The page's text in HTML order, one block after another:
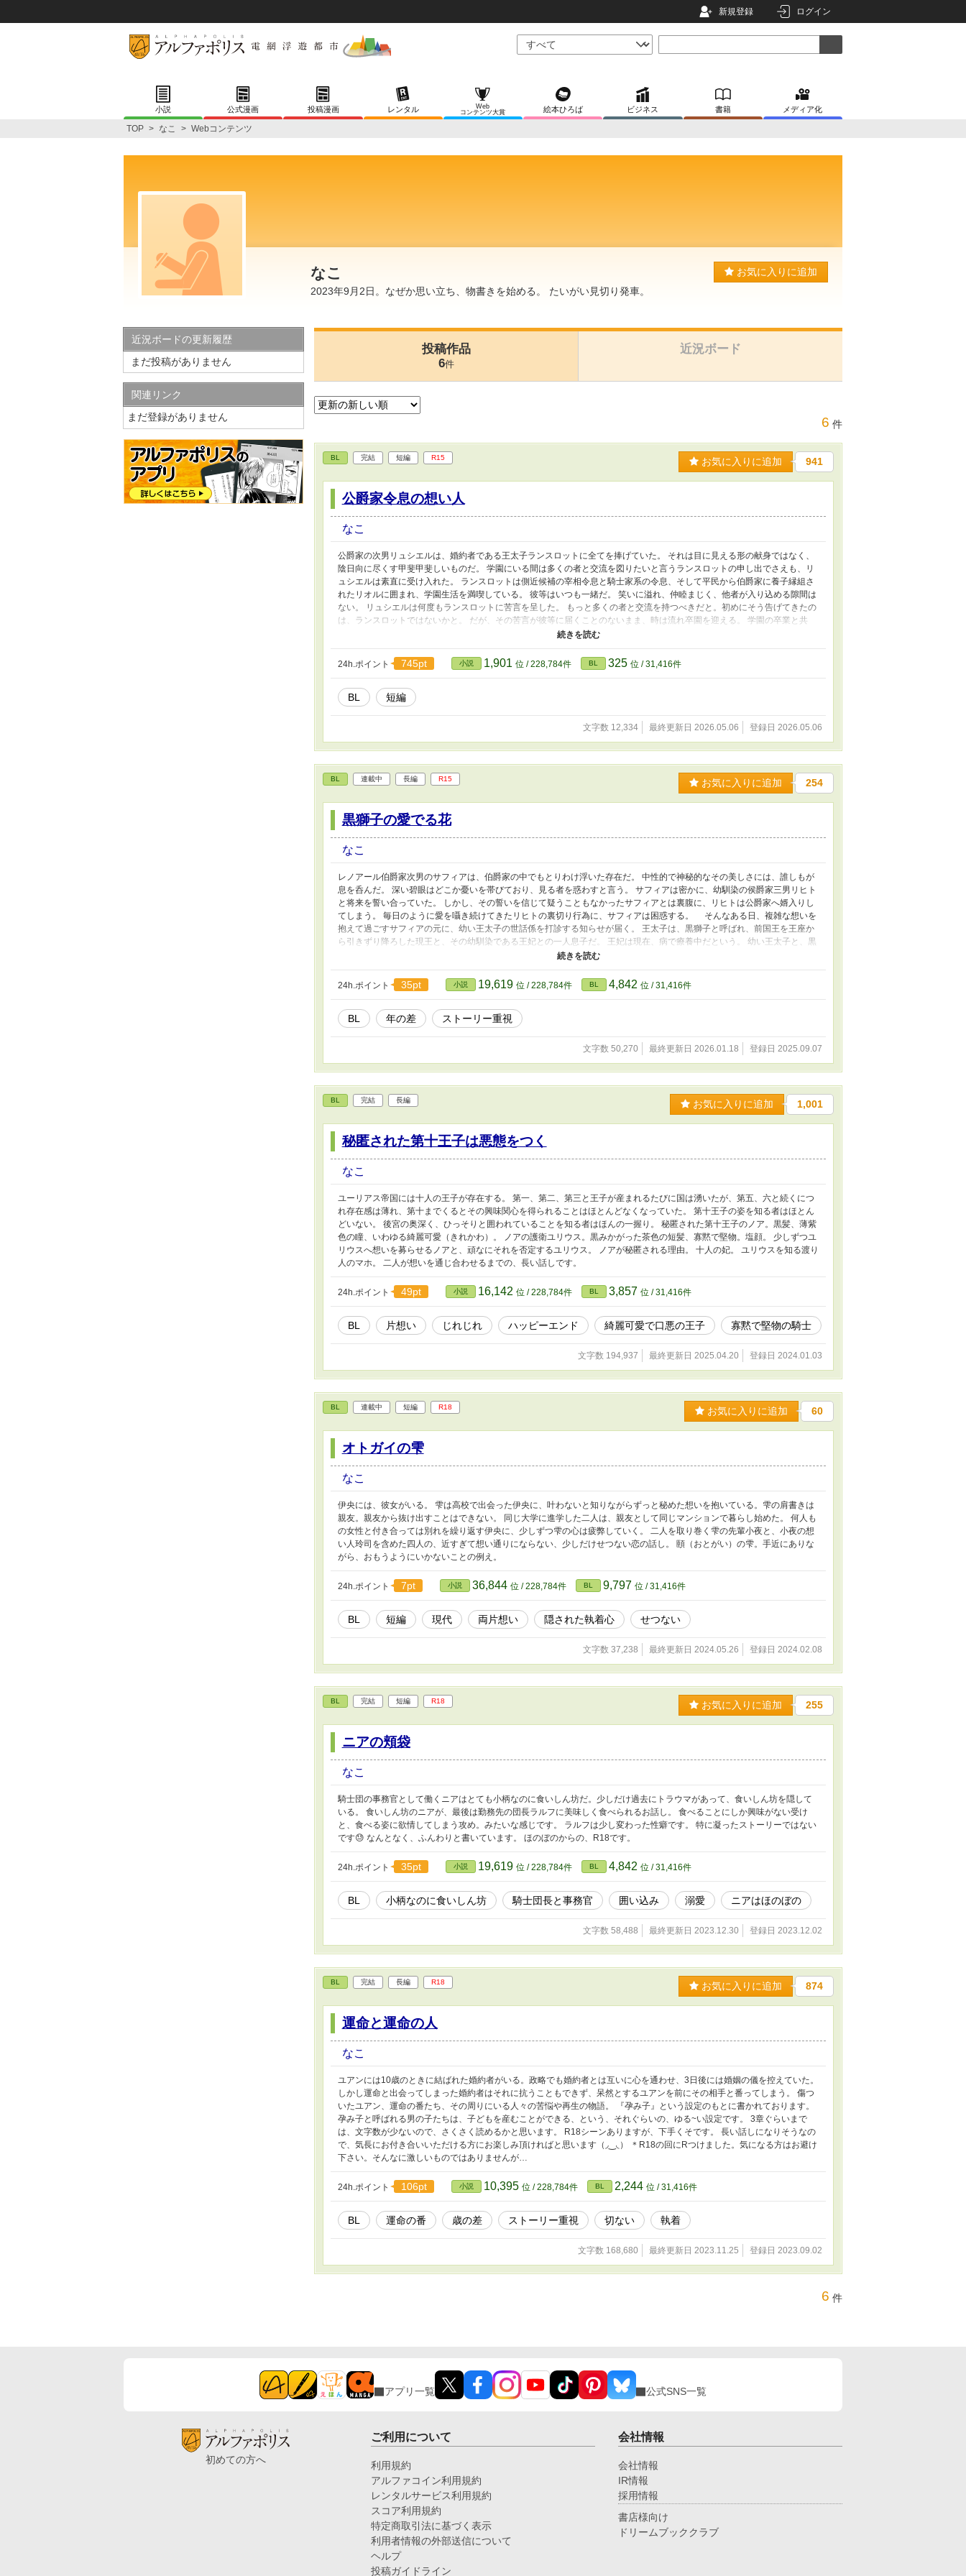
新規登録 ログイン
小説 公式漫画 投稿漫画 レンタル
Web
コンテンツ大賞
絵本ひろば ビジネス 書籍 メディア化
TOP > なこ > Webコンテンツ
なこ
2023年9月2日。なぜか思い立ち、物書きを始める。 たいがい見切り発車。
お気に入りに追加
投稿作品
6件
近況ボード
6 件
BL 完結 短編 R15 お気に入りに追加 941
公爵家令息の想い人
なこ
公爵家の次男リュシエルは、婚約者である王太子ランスロットに全てを捧げていた。 それは目に見える形の献身ではなく、
陰日向に尽くす甲斐甲斐しいものだ。 学園にいる間は多くの者と交流を図りたいと言うランスロットの申し出でさえも、リ
ュシエルは素直に受け入れた。 ランスロットは側近候補の宰相令息と騎士家系の令息、そして平民から伯爵家に養子縁組さ
れたリオルに囲まれ、学園生活を満喫している。 彼等はいつも一緒だ。 笑いに溢れ、仲睦まじく、他者が入り込める隙間は
ない。 リュシエルは何度もランスロットに苦言を呈した。 もっと多くの者と交流を持つべきだと。初めにそう告げてきたの
は、ランスロットではないかと。 だが、その苦言が彼等に届くことのないまま、時は流れ卒園を迎える。 学園の卒業と共
に、リュシエルは本格的に王宮へと入り、間も無く婚姻がなされる予定だった。 卒業の式典が終わり、学生たちが初めて迎
える公式な社交の場、卒業生やその親族達が集う中、リュシエルは誰にもエスコートされることなく、一人ポツンと彼等と
対峙していた。 「リュシエル、其方との婚約解消を陛下も公爵家も、既に了承済みだ。」 ランスロットの言葉に、これまで
一度も毅然とした態度を崩すことのなかったリュシエルは、信じられないと膝から崩れ落ちた。 思い付きで書き上げまし
いたので、矛盾とか色々スルーして頂けるとありがたいです
24h.ポイント 745pt 小説 1,901 位 / 228,784件 BL 325 位 / 31,416件
BL 短編
文字数 12,334 最終更新日 2026.05.06 登録日 2026.05.06
BL 連載中 長編 R15 お気に入りに追加 254
黒獅子の愛でる花
なこ
レノアール伯爵家次男のサフィアは、伯爵家の中でもとりわけ浮いた存在だ。 中性的で神秘的なその美しさには、誰しもが
息を呑んだ。 深い碧眼はどこか憂いを帯びており、見る者を惑わすと言う。 サフィアは密かに、幼馴染の侯爵家三男リヒト
と将来を誓い合っていた。 しかし、その誓いを信じて疑うこともなかったサフィアとは裏腹に、リヒトは公爵家へ婿入りし
てしまう。 毎日のように愛を囁き続けてきたリヒトの裏切り行為に、サフィアは困惑する。 そんなある日、複雑な想いを
抱えて過ごすサフィアの元に、幼い王太子の世話係を打診する知らせが届く。 王太子は、黒獅子と呼ばれ、前国王を王座か
ら引きずり降ろした現王と、その幼馴染である王妃との一人息子だ。 王妃は現在、病で療養中だという。 幼い王太子と、黒
獅子の王、王妃の住まう王城で、サフィアはこれまで知ることのなかった様々な感情と直面する。 サフィアと黒獅子の王ラ
イは、二人を取り巻く愛憎の渦に巻き込まれながらも、密かにゆっくりと心を通わせていくが…
24h.ポイント
35pt 小説 19,619 位 / 228,784件 BL 4,842 位 / 31,416件
BL 年の差 ストーリー重視
文字数 50,270 最終更新日 2026.01.18 登録日 2025.09.07
BL 完結 長編 お気に入りに追加 1,001
秘匿された第十王子は悪態をつく
なこ
ユーリアス帝国には十人の王子が存在する。 第一、第二、第三と王子が産まれるたびに国は湧いたが、第五、六と続くにつ
れ存在感は薄れ、第十までくるとその興味関心を得られることはほとんどなくなっていた。 第十王子の姿を知る者はほとん
どいない。 後宮の奥深く、ひっそりと囲われていることを知る者はほんの一握り。 秘匿された第十王子のノア。黒髪、薄紫
色の瞳、いわゆる綺麗可愛（きれかわ）。 ノアの護衛ユリウス。黒みかがった茶色の短髪、寡黙で堅物。塩顔。 少しずつユ
リウスへ想いを募らせるノアと、頑なにそれを否定するユリウス。 ノアが秘匿される理由。 十人の妃。 ユリウスを知る渡り
人のマホ。 二人が想いを通じ合わせるまでの、長い話しです。
24h.ポイント 49pt 小説 16,142 位 / 228,784件 BL 3,857 位 / 31,416件
BL 片想い じれじれ ハッピーエンド 綺麗可愛で口悪の王子 寡黙で堅物の騎士
文字数 194,937 最終更新日 2025.04.20 登録日 2024.01.03
BL 連載中 短編 R18 お気に入りに追加 60
オトガイの雫
なこ
伊央には、彼女がいる。 雫は高校で出会った伊央に、叶わないと知りながらずっと秘めた想いを抱いている。雫の肩書きは
親友。親友から抜け出すことはできない。 同じ大学に進学した二人は、親友として同じマンションで暮らし始めた。 何人も
の女性と付き合っては別れを繰り返す伊央に、少しずつ雫の心は疲弊していく。 二人を取り巻く雫の先輩小夜と、小夜の想
い人玲司を含めた四人の、近すぎて想い通りにならない、少しだけせつない恋の話し。 頤（おとがい）の雫。手近にありな
がら、おもうようにいかないことの例え。
24h.ポイント 7pt 小説 36,844 位 / 228,784件 BL 9,797 位 / 31,416件
BL 短編 現代 両片想い 隠された執着心 せつない
文字数 37,238 最終更新日 2024.05.26 登録日 2024.02.08
BL 完結 短編 R18 お気に入りに追加 255
ニアの頬袋
なこ
騎士団の事務官として働くニアはとても小柄なのに食いしん坊だ。少しだけ過去にトラウマがあって、食いしん坊を隠して
いる。 食いしん坊のニアが、最後は勤務先の団長ラルフに美味しく食べられるお話し。 食べることにしか興味がない受け
と、食べる姿に欲情してしまう攻め。みたいな感じです。 ラルフは少し変わった性癖です。 特に凝ったストーリーではない
です😓 なんとなく、ふんわりと書いています。 ほのぼのからの、R18です。
24h.ポイント 35pt 小説 19,619 位 / 228,784件 BL 4,842 位 / 31,416件
BL 小柄なのに食いしん坊 騎士団長と事務官 囲い込み 溺愛 ニアはほのぼの
文字数 58,488 最終更新日 2023.12.30 登録日 2023.12.02
BL 完結 長編 R18 お気に入りに追加 874
運命と運命の人
なこ
ユアンには10歳のときに結ばれた婚約者がいる。政略でも婚約者とは互いに心を通わせ、3日後には婚姻の儀を控えていた。
しかし運命と出会ってしまった婚約者はそれに抗うこともできず、呆然とするユアンを前にその相手と番ってしまう。 傷つ
いたユアン、運命の番たち、その周りにいる人々の苦悩や再生の物語。 『孕み子』という設定のもとに書かれております。
孕み子と呼ばれる男の子たちは、子どもを産むことができる、という、それぐらいの、ゆる~い設定です。 3章ぐらいまで
は、文字数が少ないので、さくさく読めるかと思います。 R18シーンありますが、下手くそです。 長い話しになりそうなの
で、気長にお付き合いいただける方にお楽しみ頂ければと思います（◞‿◟） ＊R18の回にRつけました。気になる方はお避け
下さい。そんなに激しいものではありませんが…
24h.ポイント 106pt 小説 10,395 位 / 228,784件 BL 2,244 位 / 31,416件
BL 運命の番 歳の差 ストーリー重視 切ない 執着
文字数 168,680 最終更新日 2023.11.25 登録日 2023.09.02
6 件
近況ボードの更新履歴
まだ投稿がありません
関連リンク
まだ登録がありません
アプリ一覧 公式SNS一覧
初めての方へ
ご利用について
利用規約
アルファコイン利用規約
レンタルサービス利用規約
スコア利用規約
特定商取引法に基づく表示
利用者情報の外部送信について
ヘルプ
投稿ガイドライン
会社情報
会社情報
IR情報
採用情報
書店様向け
ドリームブッククラブ